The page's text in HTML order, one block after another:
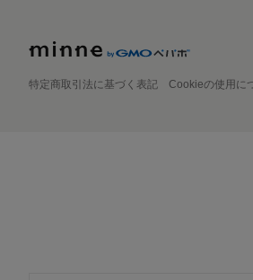
特定商取引法に基づく表記 Cookieの使用に